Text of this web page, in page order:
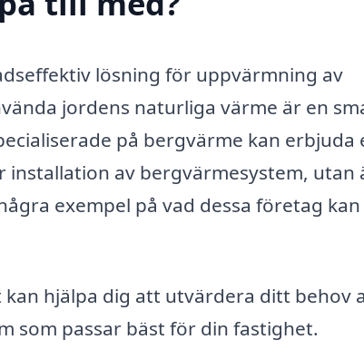
lösning för uppvärmning av
jordens naturliga värme är en
på bergvärme kan erbjuda
av bergvärmesystem, utan
exempel på vad dessa företag kan
kan hjälpa dig att utvärdera ditt behov
som passar bäst för din fastighet.